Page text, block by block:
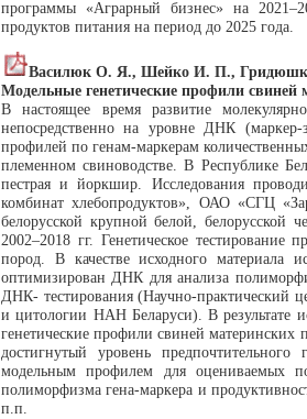
программы «Аграрный бизнес» на
продуктов питания на период до 2025 года.
Василюк О. Я., Шейко И. П.,
Модельные генетические профили свиней
В настоящее время развитие
непосредственно на уровне ДНК (маркер-
профилей по генам-маркерам
племенном свиноводстве. В Республике
пестрая и йоркшир. Исследования
комбинат хлебопродуктов», ОАО «СГЦ
белорусской крупной белой, белорусской
2002–2018 гг. Генетическое
пород. В качестве исходного
оптимизирован ДНК для анализа
ДНК- тестирования (Научно-практический
и цитологии НАН Беларуси). В результате
генетические профили свиней
достигнутый уровень
модельным профилем для оцениваемых
полиморфизма гена-маркера и
п.п.